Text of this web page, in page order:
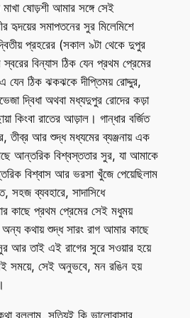
ষোড়শী আমার সঙ্গে সেই
হৃদয়ের সমাপতনের সুর মিলেমিশে
প্রহরের (সকাল ৯টা থেকে দুপুর
বিন্যাস ঠিক যেন প্রথম প্রেমের
যেন ঠিক ঝকঝকে দীপ্তিময় রোদ্দুর,
দ্বিধা অথবা মধ্যদুপুর রোদের কড়া
কিংবা রাতের আড়াল। গান্ধার বর্জিত
তীব্র আর শুদ্ধ মধ্যমের ব্যঞ্জনায় এক
আন্তরিক বিশ্বস্ততার সুর, যা আমাকে
বিশ্বাস আর ভরসা খুঁজে পেয়েছিলাম
সহজ ব্যবহারে, সাদাসিধে
কাছে প্রথম প্রেমের সেই মধুময়
কথায় শুদ্ধ সারং রাগ আমার কাছে
আর তাই এই রাগের সুরে সওয়ার হয়ে
সময়ে, সেই অনুভবে, মন রঙিন হয়